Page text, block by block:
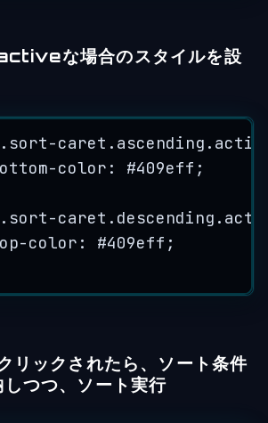
な場合のスタイルを設
. sort-caret . ascending .
-color: #409eff ;
. sort-caret . descending .
-color: #409eff ;
ックされたら、ソート条件
つつ、ソート実行